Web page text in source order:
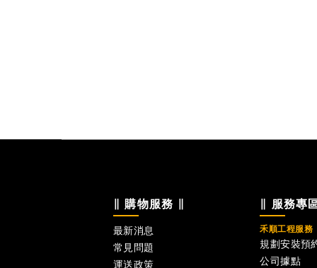
∥ 購物服務 ∥
最新消息
常見問題
運送政策
∥ 服務專
禾順工程服務
規劃安裝預
公司據點